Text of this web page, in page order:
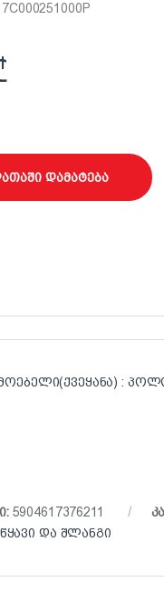
შლანგი ტუმბოსთვის
დამატება
:
5904617376211
და შლანგი